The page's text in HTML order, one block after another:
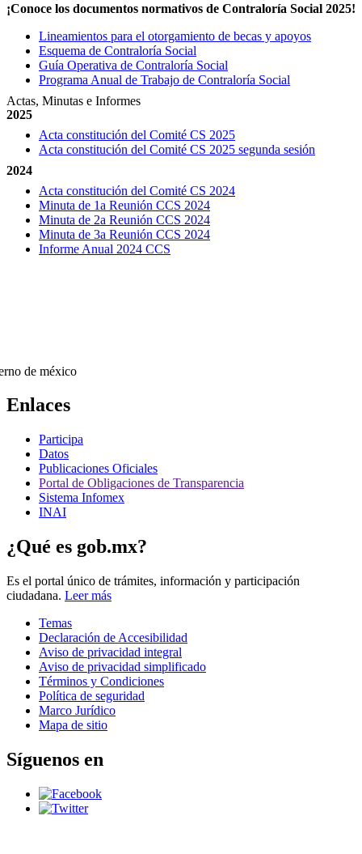
¡Conoce los documentos normativos de Contraloría Social 2025!
Lineamientos para el otorgamiento de becas y apoyos
Esquema de Contraloría Social
Guía Operativa de Contraloría Social
Programa Anual de Trabajo de Contraloría Social
Actas, Minutas e Informes
2025
Acta constitución del Comité CS 2025
Acta constitución del Comité CS 2025 segunda sesión
2024
Acta constitución del Comité CS 2024
Minuta de 1a Reunión CCS 2024
Minuta de 2a Reunión CCS 2024
Minuta de 3a Reunión CCS 2024
Informe Anual 2024 CCS
Enlaces
Participa
Datos
Publicaciones Oficiales
Portal de Obligaciones de Transparencia
Sistema Infomex
INAI
¿Qué es gob.mx?
Es el portal único de trámites, información y participación
ciudadana. Leer más
Temas
Declaración de Accesibilidad
Aviso de privacidad integral
Aviso de privacidad simplificado
Términos y Condiciones
Política de seguridad
Marco Jurídico
Mapa de sitio
Síguenos en